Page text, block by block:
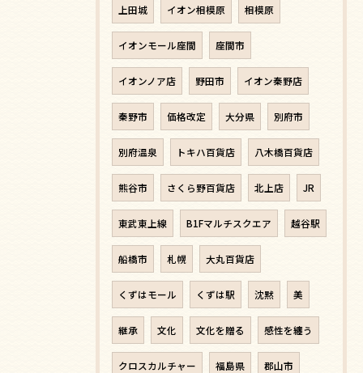
上田城 イオン相模原 相模原
イオンモール座間 座間市
イオンノア店 野田市 イオン秦野店
秦野市 価格改定 大分県 別府市
別府温泉 トキハ百貨店 八木橋百貨店
熊谷市 さくら野百貨店 北上店 JR
東武東上線 B1Fマルチスクエア 越谷駅
船橋市 札幌 大丸百貨店
くずはモール くずは駅 沈黙 美
継承 文化 文化を贈る 感性を纏う
クロスカルチャー 福島県 郡山市